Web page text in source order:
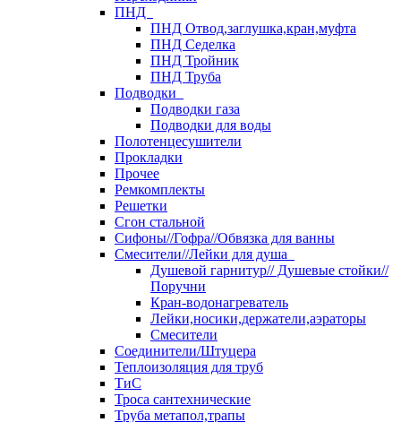
ПНД
ПНД Отвод,заглушка,кран,муфта
ПНД Седелка
ПНД Тройник
ПНД Труба
Подводки
Подводки газа
Подводки для воды
Полотенцесушители
Прокладки
Прочее
Ремкомплекты
Решетки
Сгон стальной
Сифоны//Гофра//Обвязка для ванны
Смесители//Лейки для душа
Душевой гарнитур// Душевые стойки//
Поручни
Кран-водонагреватель
Лейки,носики,держатели,аэраторы
Смесители
Соединители/Штуцера
Теплоизоляция для труб
ТиС
Троса сантехнические
Труба метапол,трапы